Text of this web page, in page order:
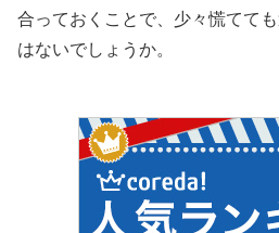
合っておくことで、少々慌てて
はないでしょうか。